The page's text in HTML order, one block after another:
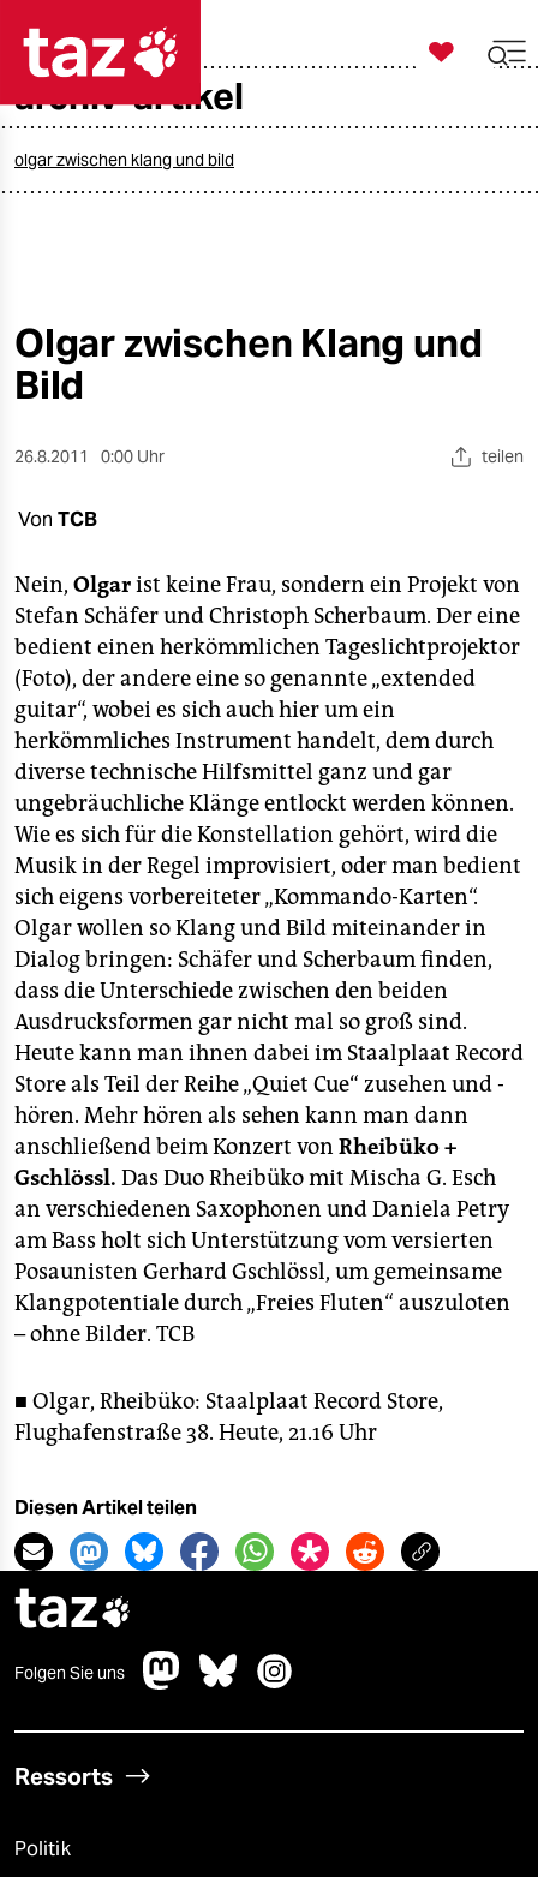
taz zahl ich
öko
gesellschaft
nord
wahrheit
verlag
verlag
veranstaltungen
shop
fragen & hilfe
unterstützen
abo
genossenschaft
epaper login

taz zahl ich
archiv-artikel
olgar zwischen klang und bild
Olgar zwischen Klang und
Bild
26.8.2011 0:00 Uhr teilen
Von TCB
Nein, Olgarist keine Frau, sondern ein Projekt von
Stefan Schäfer und Christoph Scherbaum. Der eine
bedient einen herkömmlichen Tageslichtprojektor
(Foto), der andere eine so genannte „extended
guitar“, wobei es sich auch hier um ein
herkömmliches Instrument handelt, dem durch
diverse technische Hilfsmittel ganz und gar
ungebräuchliche Klänge entlockt werden können.
Wie es sich für die Konstellation gehört, wird die
Musik in der Regel improvisiert, oder man bedient
sich eigens vorbereiteter „Kommando-Karten“.
Olgar wollen so Klang und Bild miteinander in
Dialog bringen: Schäfer und Scherbaum finden,
dass die Unterschiede zwischen den beiden
Ausdrucksformen gar nicht mal so groß sind.
Heute kann man ihnen dabei im Staalplaat Record
Store als Teil der Reihe „Quiet Cue“ zusehen und -
hören. Mehr hören als sehen kann man dann
anschließend beim Konzert von Rheibüko +
Gschlössl. Das Duo Rheibüko mit Mischa G. Esch
an verschiedenen Saxophonen und Daniela Petry
am Bass holt sich Unterstützung vom versierten
Posaunisten Gerhard Gschlössl, um gemeinsame
Klangpotentiale durch „Freies Fluten“ auszuloten
– ohne Bilder. TCB
■ Olgar, Rheibüko: Staalplaat Record Store,
Flughafenstraße 38. Heute, 21.16 Uhr
Diesen Artikel teilen
taz
Folgen Sie uns
Ressorts
Politik